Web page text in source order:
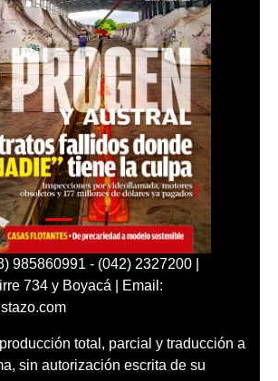
985860991 - (042) 2327200 |
734 y Boyacá | Email:
total, parcial y traducción a
sin autorización escrita de su